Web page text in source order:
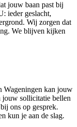
jouw baan past bij
ieder geslacht,
Wij zorgen dat
We blijven kijken
Wageningen kan jouw
jouw sollicitatie bellen
ons op gesprek.
kun je aan de slag.